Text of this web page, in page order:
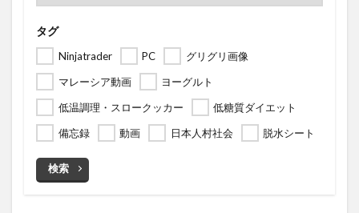
タグ
Ninjatrader PC
グリグリ画像
マレーシア動画
ヨーグルト
低温調理・スロークッカー
低糖質ダイエット
備忘録
動画 日本人村社会 脱水シート
検索